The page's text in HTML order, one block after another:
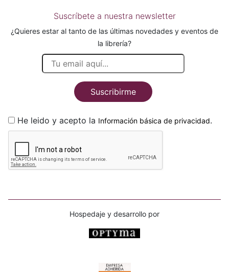
Suscríbete a nuestra newsletter
¿Quieres estar al tanto de las últimas novedades y eventos de
la librería?
Suscribirme
He leido y acepto la Información básica de privacidad.
Hospedaje y desarrollo por